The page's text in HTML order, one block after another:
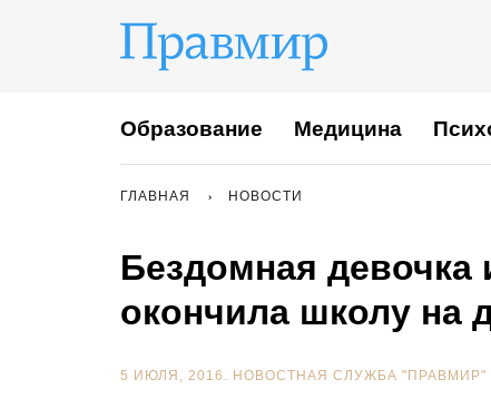
Образование Медицина
ГЛАВНАЯ НОВОСТИ
Бездомная девочка
окончила школу на
5 ИЮЛЯ, 2016. НОВОСТНАЯ СЛУЖБА "ПРАВМИР"